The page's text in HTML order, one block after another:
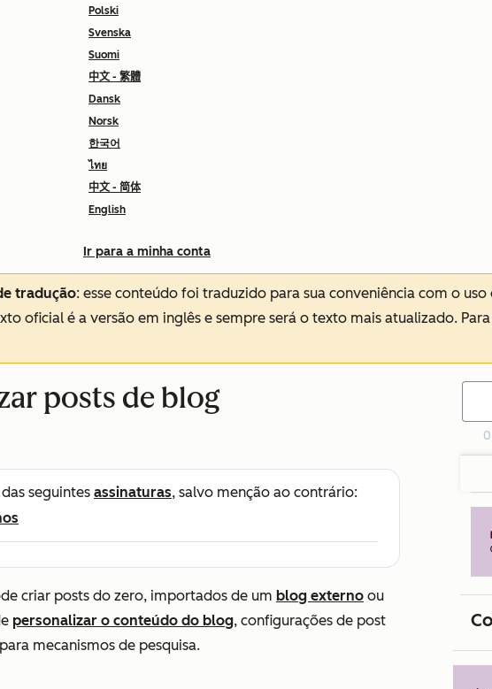
Polski
Svenska
Suomi
中文 - 繁體
Dansk
Norsk
한국어
ไทย
中文 - 简体
English
Ir para a minha conta
tradução: esse conteúdo foi traduzido para sua conveniência com o
oficial é a versão em inglês e sempre será o texto mais atualizado.
posts de blog
seguintes assinaturas, salvo menção ao contrário:
criar posts do zero, importados de um blog externo ou
personalizar o conteúdo do blog, configurações de post
mecanismos de pesquisa.